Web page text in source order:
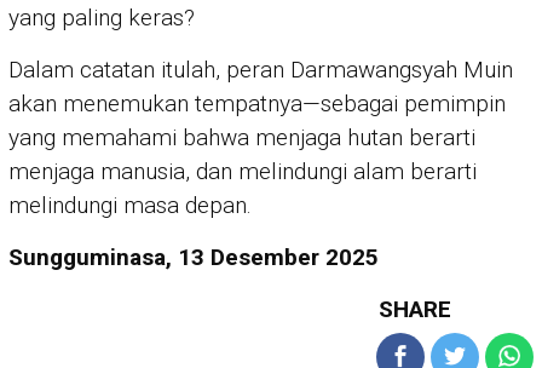
yang paling keras?
Dalam catatan itulah, peran Darmawangsyah Muin
akan menemukan tempatnya—sebagai pemimpin
yang memahami bahwa menjaga hutan berarti
menjaga manusia, dan melindungi alam berarti
melindungi masa depan.
Sungguminasa, 13 Desember 2025
SHARE